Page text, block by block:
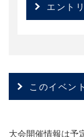
エント
このイベン
大会開催情報は予